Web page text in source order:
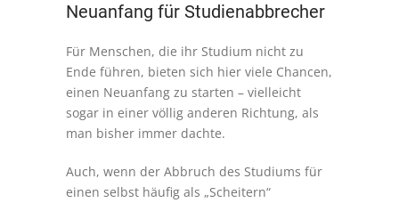
Neuanfang für Studienabbrecher
Für Menschen, die ihr Studium nicht zu
Ende führen, bieten sich hier viele Chancen,
einen Neuanfang zu starten – vielleicht
sogar in einer völlig anderen Richtung, als
man bisher immer dachte.
Auch, wenn der Abbruch des Studiums für
einen selbst häufig als „Scheitern“